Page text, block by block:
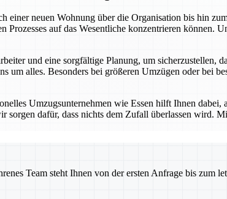
neuen Wohnung über die Organisation bis hin
Prozesses auf das Wesentliche konzentrieren können.
und eine sorgfältige Planung, um
alles. Besonders bei größeren Umzügen oder bei
Umzugsunternehmen wie Essen hilft Ihnen
sorgen dafür, dass nichts dem Zufall überlassen wird.
Team steht Ihnen von der ersten Anfrage bis zum